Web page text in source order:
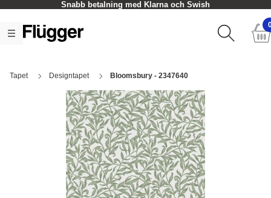
Snabb betalning med Klarna och Swish
Tapet Designtapet Bloomsbury - 2347640